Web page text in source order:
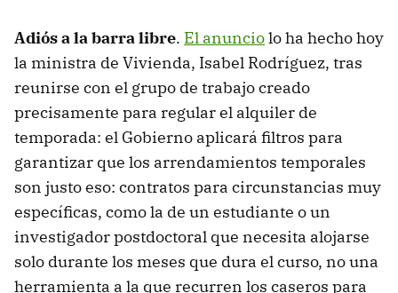
Adiós a la barra libre. El anunciolo ha hecho hoy
la ministra de Vivienda, Isabel Rodríguez, tras
reunirse con el grupo de trabajo creado
precisamente para regular el alquiler de
temporada: el Gobierno aplicará filtros para
garantizar que los arrendamientos temporales
son justo eso: contratos para circunstancias muy
específicas, como la de un estudiante o un
investigador postdoctoral que necesita alojarse
solo durante los meses que dura el curso, no una
herramienta a la que recurren los caseros para